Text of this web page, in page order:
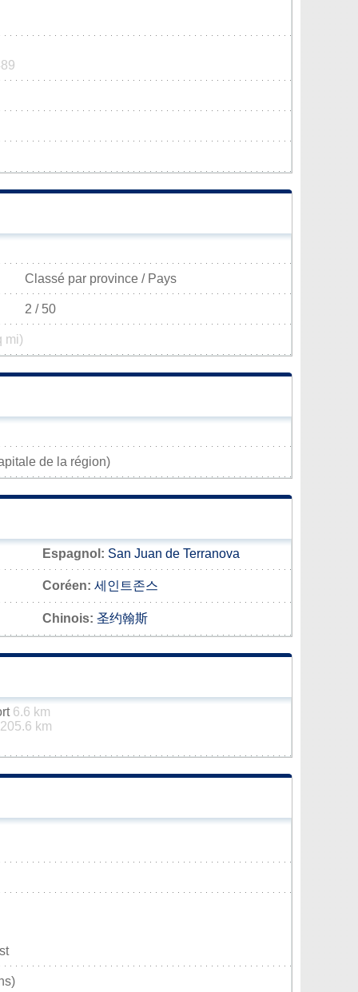
Classé par province / Pays
2 / 50
mi)
de la région)
Espagnol: San Juan de Terranova
Coréen: 세인트존스
Chinois: 圣约翰斯
6.6 km
205.6 km